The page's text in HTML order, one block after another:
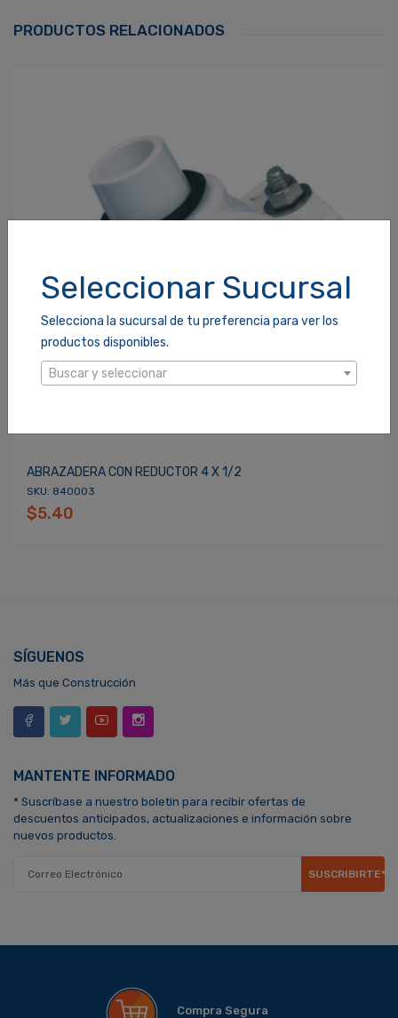
Seleccionar Sucursal
Selecciona la sucursal de tu preferencia para ver los
productos disponibles.
Buscar y seleccionar
¿Olvidaste tu Contraseña?
Recordarme ACCEDER
PRODUCTOS RELACIONADOS
ABRAZADERA CON REDUCTOR 4 X 1/2
SKU: 840003
$5.40
SÍGUENOS
Más que Construcción
MANTENTE INFORMADO
* Suscríbase a nuestro boletín para recibir ofertas de
descuentos anticipados, actualizaciones e información sobre
nuevos productos.
SUSCRIBIRTE*
Compra Segura